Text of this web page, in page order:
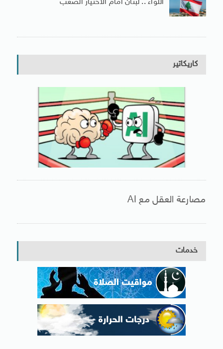
اللواء .. لبنان أمام الاختيار الصعب
كاريكاتير
مصارعة العقل مع AI
خدمات